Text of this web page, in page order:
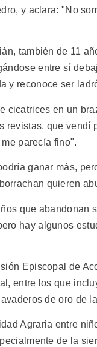
y aclara: "No
también de 11
entre sí
y reconoce ser
cicatrices en un
que vendí
parecía fino".
ganar más,
quieren
que abandonan
hay algunos
Episcopal de
entre los que
de oro de
Agraria entre
de la